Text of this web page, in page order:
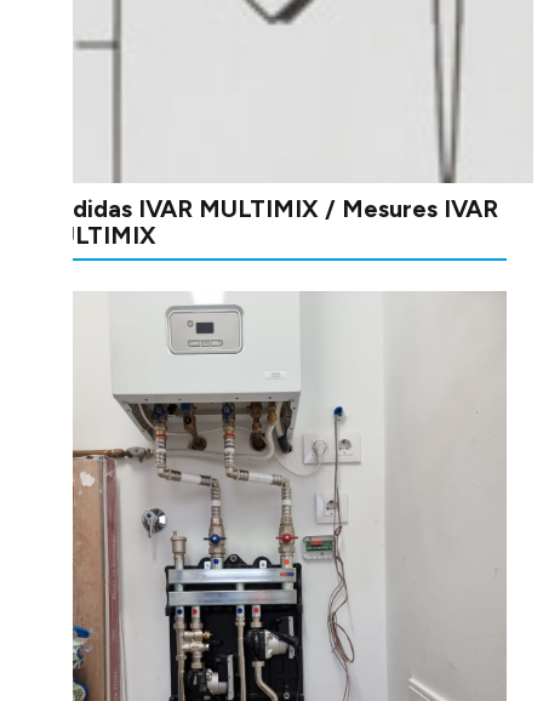
Medidas IVAR MULTIMIX / Mesures IVAR
MULTIMIX